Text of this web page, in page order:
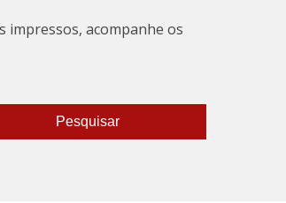
impressos, acompanhe os
Pesquisar